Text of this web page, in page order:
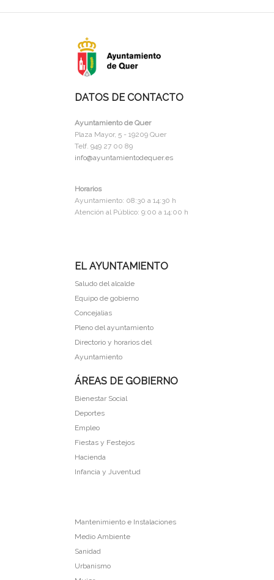
DATOS DE CONTACTO
Ayuntamiento de Quer
Plaza Mayor, 5 - 19209 Quer
Telf. 949 27 00 89
info@ayuntamientodequer.es
Horarios
Ayuntamiento: 08:30 a 14:30 h
Atención al Público: 9:00 a 14:00 h
EL AYUNTAMIENTO
Saludo del alcalde
Equipo de gobierno
Concejalias
Pleno del ayuntamiento
Directorio y horarios del
Ayuntamiento
ÁREAS DE GOBIERNO
Bienestar Social
Deportes
Empleo
Fiestas y Festejos
Hacienda
Infancia y Juventud
Mantenimiento e Instalaciones
Medio Ambiente
Sanidad
Urbanismo